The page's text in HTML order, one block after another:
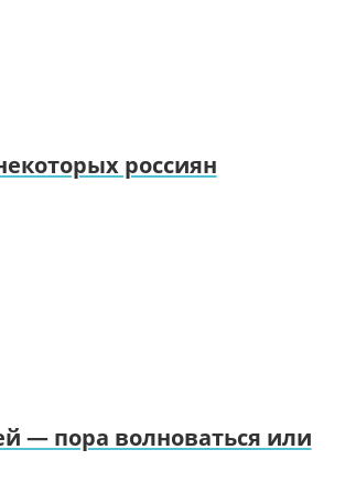
россиян
— пора волноваться или